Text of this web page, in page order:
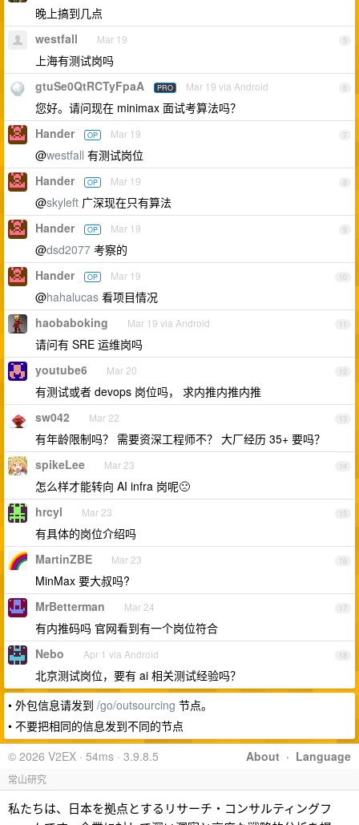
晚上搞到几点
5
westfall Mar 19
上海有测试岗吗
6
gtuSe0QtRCTyFpaA PRO Mar 19 via Android
您好。请问现在 minimax 面试考算法吗？
7
Hander OP Mar 19
@westfall 有测试岗位
8
Hander OP Mar 19
@skyleft 广深现在只有算法
9
Hander OP Mar 19
@dsd2077 考察的
10
Hander OP Mar 19
@hahalucas 看项目情况
11
haobaboking Mar 19 via Android
请问有 SRE 运维岗吗
12
youtube6 Mar 20
有测试或者 devops 岗位吗， 求内推内推内推
13
sw042 Mar 22
有年龄限制吗？ 需要资深工程师不？ 大厂经历 35+ 要吗？
14
spikeLee Mar 23
怎么样才能转向 AI infra 岗呢🙁
15
hrcyl Mar 23
有具体的岗位介绍吗
16
MartinZBE Mar 23
MinMax 要大叔吗?
17
MrBetterman Mar 24
有内推码吗 官网看到有一个岗位符合
18
Nebo Apr 1 via Android
北京测试岗位，要有 ai 相关测试经验吗？
• 外包信息请发到 /go/outsourcing 节点。
• 不要把相同的信息发到不同的节点
About · Language
© 2026 V2EX · 54ms · 3.9.8.5
常山研究
私たちは、日本を拠点とするリサーチ・コンサルティングフ